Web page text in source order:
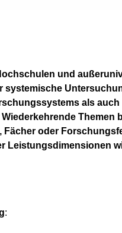
und
systemische
als auch
Themen
oder
Leistungsdimensionen
: